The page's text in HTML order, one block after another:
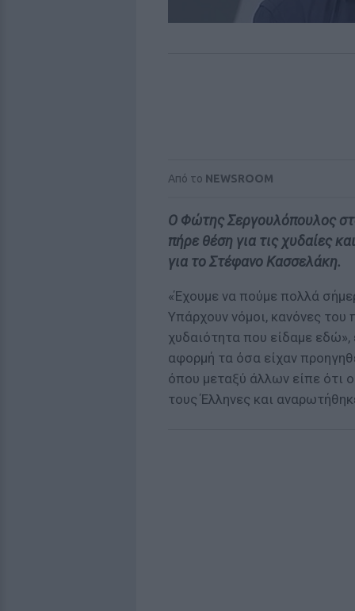
Από το NEWSROOM
Ο Φώτης Σεργουλόπουλος
πήρε θέση για τις χυδαίες
για το Στέφανο Κασσελάκη.
«Έχουμε να πούμε πολλά
Υπάρχουν νόμοι, κανόνες
χυδαιότητα που είδαμε
αφορμή τα όσα είχαν
όπου μεταξύ άλλων είπε ότι
τους Έλληνες και